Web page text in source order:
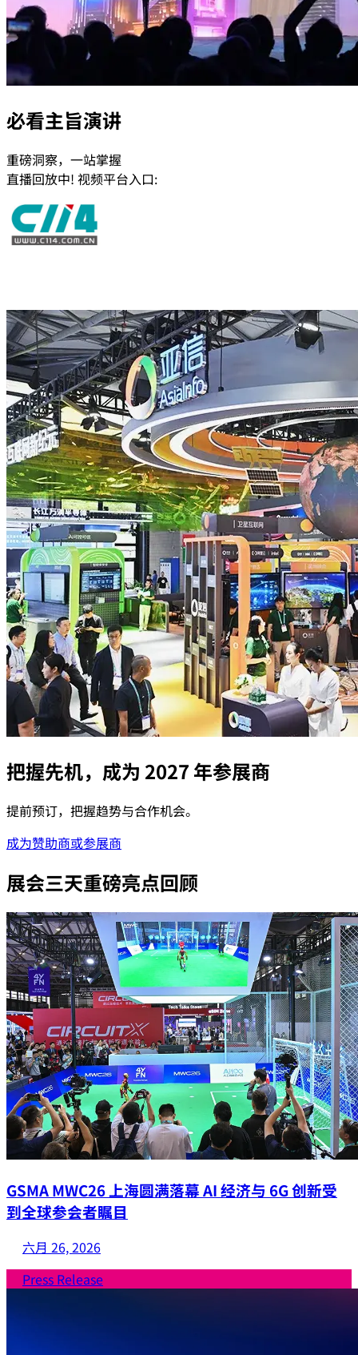
必看主旨演讲
重磅洞察，一站掌握
直播回放中! 视频平台入口:
把握先机，成为 2027 年参展商
提前预订，把握趋势与合作机会。
成为赞助商或参展商
展会三天重磅亮点回顾
GSMA MWC26 上海圆满落幕 AI 经济与 6G 创新受
到全球参会者瞩目
六月 26, 2026
Press Release